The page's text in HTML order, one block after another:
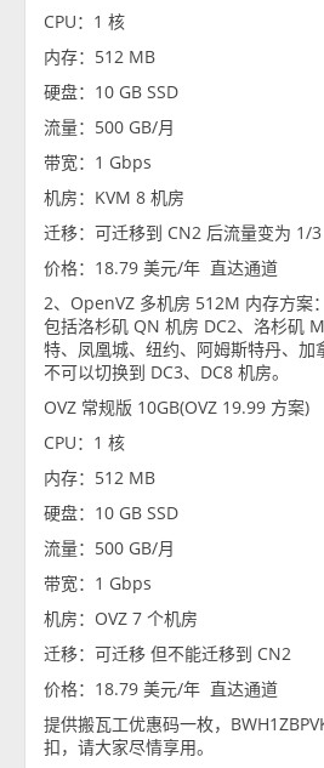
CPU：1 核
内存：512 MB
硬盘：10 GB SSD
流量：500 GB/月
带宽：1 Gbps
机房：KVM 8 机房
迁移：可迁移到 CN2 后流量变为 1/3
价格：18.79 美元/年 直达通道
2、OpenVZ 多机房 512M 内存方案
包括洛杉矶 QN 机房 DC2、洛杉矶
特、凤凰城、纽约、阿姆斯特丹、加
不可以切换到 DC3、DC8 机房。
OVZ 常规版 10GB(OVZ 19.99 方案)
CPU：1 核
内存：512 MB
硬盘：10 GB SSD
流量：500 GB/月
带宽：1 Gbps
机房：OVZ 7 个机房
迁移：可迁移 但不能迁移到 CN2
价格：18.79 美元/年 直达通道
提供搬瓦工优惠码一枚，
扣，请大家尽情享用。